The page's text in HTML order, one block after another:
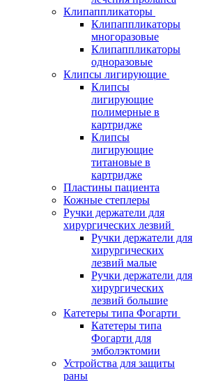
Клипаппликаторы
Клипаппликаторы
многоразовые
Клипаппликаторы
одноразовые
Клипсы лигирующие
Клипсы
лигирующие
полимерные в
картридже
Клипсы
лигирующие
титановые в
картридже
Пластины пациента
Кожные степлеры
Ручки держатели для
хирургических лезвий
Ручки держатели для
хирургических
лезвий малые
Ручки держатели для
хирургических
лезвий большие
Катетеры типа Фогарти
Катетеры типа
Фогарти для
эмболэктомии
Устройства для защиты
раны